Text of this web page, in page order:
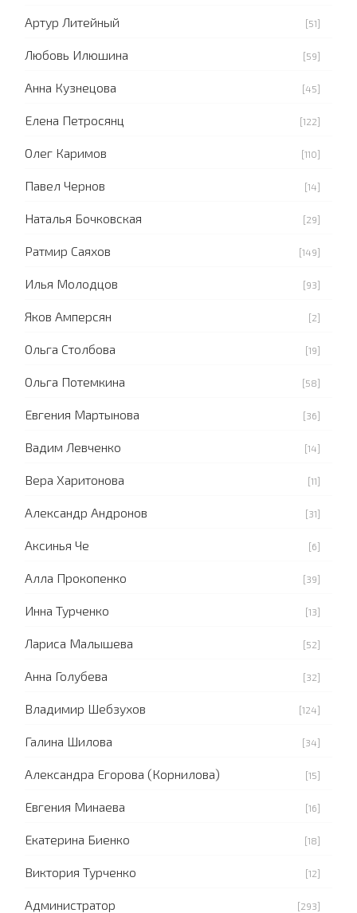
Артур Литейный [51]
Любовь Илюшина [59]
Анна Кузнецова [45]
Елена Петросянц [122]
Олег Каримов [110]
Павел Чернов [14]
Наталья Бочковская [29]
Ратмир Саяхов [149]
Илья Молодцов [93]
Яков Амперсян [2]
Ольга Столбова [19]
Ольга Потемкина [58]
Евгения Мартынова [36]
Вадим Левченко [14]
Вера Харитонова [11]
Александр Андронов [31]
Аксинья Че [6]
Алла Прокопенко [39]
Инна Турченко [13]
Лариса Малышева [52]
Анна Голубева [32]
Владимир Шебзухов [124]
Галина Шилова [34]
Александра Егорова (Корнилова) [15]
Евгения Минаева [16]
Екатерина Биенко [18]
Виктория Турченко [12]
Администратор [293]